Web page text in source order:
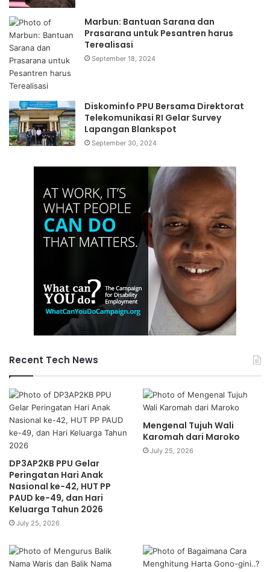
Marbun: Bantuan Sarana dan
Prasarana untuk Pesantren harus
Terealisasi
September 18, 2024
Diskominfo PPU Bersama Direktorat
Telekomunikasi RI Gelar Survey
Lapangan Blankspot
September 30, 2024
Recent Tech News
DP3AP2KB PPU Gelar
Peringatan Hari Anak
Nasional ke-42, HUT PP
PAUD ke-49, dan Hari
Keluarga Tahun 2026
July 25, 2026
Mengenal Tujuh Wali
Karomah dari Maroko
July 25, 2026